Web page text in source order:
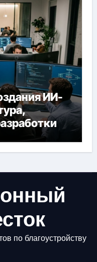
ИИ-
по благоустройству